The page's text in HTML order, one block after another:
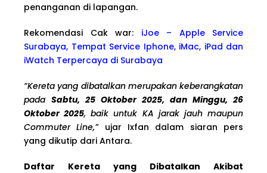
penanganan di lapangan.
Rekomendasi Cak war: iJoe – Apple Service
Surabaya, Tempat Service Iphone, iMac, iPad dan
iWatch Terpercaya di Surabaya
“Kereta yang dibatalkan merupakan keberangkatan
pada Sabtu, 25 Oktober 2025, dan Minggu, 26
Oktober 2025, baik untuk KA jarak jauh maupun
Commuter Line,”ujar Ixfan dalam siaran pers
yang dikutip dari Antara.
Daftar Kereta yang Dibatalkan Akibat